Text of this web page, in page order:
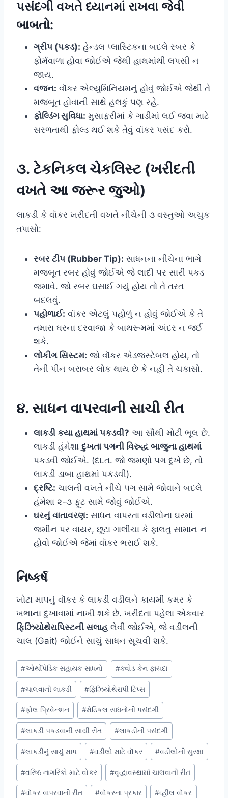
પસંદગી વખતે ધ્યાનમાં રાખવા જેવી
બાબતો:
ગ્રીપ (પકડ): હેન્ડલ પ્લાસ્ટિકના બદલે રબર કે
ફોર્મવાળા હોવા જોઈએ જેથી હાથમાંથી લપસી ન
જાય.
વજન: વૉકર એલ્યુમિનિયમનું હોવું જોઈએ જેથી તે
મજબૂત હોવાની સાથે હલકું પણ રહે.
ફોલ્ડિંગ સુવિધા: મુસાફરીમાં કે ગાડીમાં લઈ જવા માટે
સરળતાથી ફોલ્ડ થઈ શકે તેવું વૉકર પસંદ કરો.
૩. ટેકનિકલ ચેકલિસ્ટ (ખરીદતી
વખતે આ જરૂર જુઓ)
લાકડી કે વૉકર ખરીદતી વખતે નીચેની ૩ વસ્તુઓ અચુક
તપાસો:
રબર ટીપ (Rubber Tip): સાધનના નીચેના ભાગે
મજબૂત રબર હોવું જોઈએ જે લાદી પર સારી પકડ
જમાવે. જો રબર ઘસાઈ ગયું હોય તો તે તરત
બદલવું.
પહોળાઈ: વૉકર એટલું પહોળું ન હોવું જોઈએ કે તે
તમારા ઘરના દરવાજા કે બાથરૂમમાં અંદર ન જઈ
શકે.
લોકીંગ સિસ્ટમ: જો વૉકર એડજસ્ટેબલ હોય, તો
તેની પીન બરાબર લોક થાય છે કે નહીં તે ચકાસો.
૪. સાધન વાપરવાની સાચી રીત
લાકડી કયા હાથમાં પકડવી? આ સૌથી મોટી ભૂલ છે.
લાકડી હંમેશા દુખતા પગની વિરુદ્ધ બાજુના હાથમાં
પકડવી જોઈએ. (દા.ત. જો જમણો પગ દુખે છે, તો
લાકડી ડાબા હાથમાં પકડવી).
દ્રષ્ટિ: ચાલતી વખતે નીચે પગ સામે જોવાને બદલે
હંમેશા ૨-૩ ફૂટ સામે જોવું જોઈએ.
ઘરનું વાતાવરણ: સાધન વાપરતા વડીલોના ઘરમાં
જમીન પર વાયર, છૂટા ગાલીચા કે ફાલતુ સામાન ન
હોવો જોઈએ જેમાં વૉકર ભરાઈ શકે.
નિષ્કર્ષ
ખોટા માપનું વૉકર કે લાકડી વડીલને કાયમી કમર કે
ખભાના દુખાવામાં નાખી શકે છે. ખરીદતા પહેલા એકવાર
ફિઝિયોથેરાપિસ્ટની સલાહ લેવી જોઈએ, જે વડીલની
ચાલ (Gait) જોઈને સાચું સાધન સૂચવી શકે.
Post
Tags:
#ઓર્થોપેડિક સહાયક સાધનો #ક્વોડ કેન ફાયદા
#ચાલવાની લાકડી #ફિઝિયોથેરાપી ટિપ્સ
#ફોલ પ્રિવેન્શન #મેડિકલ સાધનોની પસંદગી
#લાકડી પકડવાની સાચી રીત #લાકડીની પસંદગી
#લાકડીનું સાચું માપ #વડીલો માટે વૉકર #વડીલોની સુરક્ષા
#વરિષ્ઠ નાગરિકો માટે વોકર #વૃદ્ધાવસ્થામાં ચાલવાની રીત
#વૉકર વાપરવાની રીત #વૉકરના પ્રકાર #વ્હીલ વૉકર